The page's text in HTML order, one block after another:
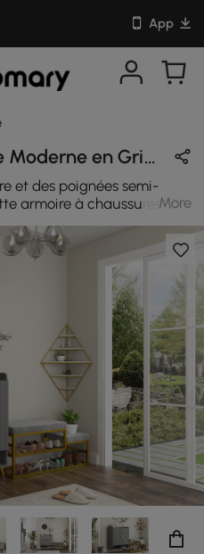
App
Conception de Entrée Moderne en Gris & Or avec Métal / Velours / En Bois
et des poignées semi-
armoire à chaussures. Elle
idéal grâce à son
et à sa construction haut
et en métal de haute
et a une longue durée
comme une solution
pour les maisons, les
la chambre à coucher, le
More